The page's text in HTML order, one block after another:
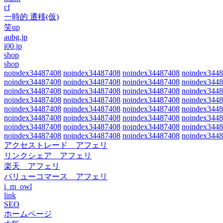
cf
一時的 遷移(仮)
笑up
aubg.jp
i00.jp
shop
shop
noindex34487408 noindex34487408 noindex34487408
noindex34487408 noindex34487408 noindex34487408
noindex34487408 noindex34487408 noindex34487408
noindex34487408 noindex34487408 noindex34487408
noindex34487408 noindex34487408 noindex34487408
noindex34487408 noindex34487408 noindex34487408
noindex34487408 noindex34487408 noindex34487408
noindex34487408 noindex34487408 noindex34487408
アクセストレード アフェリ
リンクシェア アフェリ
楽天 アフェリ
バリューコマース アフェリ
i_m_owl
link
SEO
ホームページ